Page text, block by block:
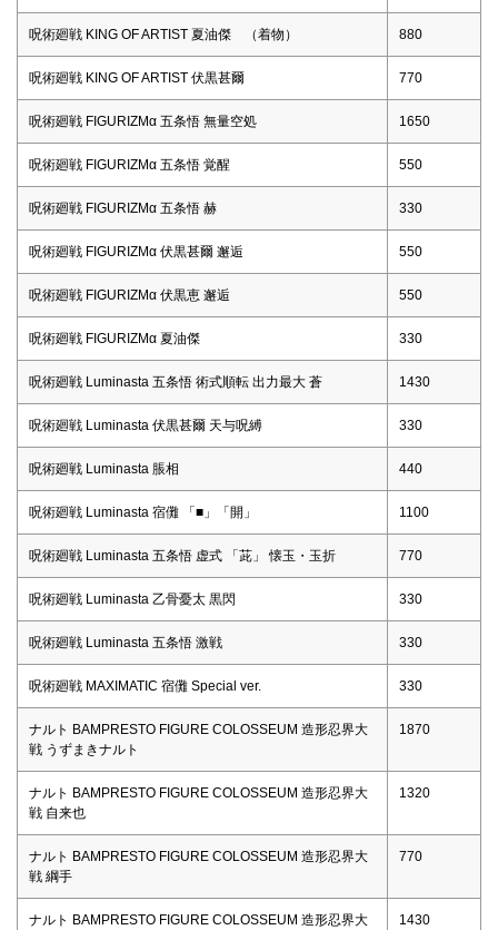
呪術廻戦 KING OF ARTIST 夏油傑 （着物） 880
呪術廻戦 KING OF ARTIST 伏黒甚爾 770
呪術廻戦 FIGURIZMα 五条悟 無量空処 1650
呪術廻戦 FIGURIZMα 五条悟 覚醒 550
呪術廻戦 FIGURIZMα 五条悟 赫 330
呪術廻戦 FIGURIZMα 伏黒甚爾 邂逅 550
呪術廻戦 FIGURIZMα 伏黒恵 邂逅 550
呪術廻戦 FIGURIZMα 夏油傑 330
呪術廻戦 Luminasta 五条悟 術式順転 出力最大 蒼 1430
呪術廻戦 Luminasta 伏黒甚爾 天与呪縛 330
呪術廻戦 Luminasta 脹相 440
呪術廻戦 Luminasta 宿儺 「■」「開」 1100
呪術廻戦 Luminasta 五条悟 虚式 「茈」 懐玉・玉折 770
呪術廻戦 Luminasta 乙骨憂太 黒閃 330
呪術廻戦 Luminasta 五条悟 激戦 330
呪術廻戦 MAXIMATIC 宿儺 Special ver. 330
ナルト BAMPRESTO FIGURE COLOSSEUM 造形忍界大
戦 うずまきナルト
1870
ナルト BAMPRESTO FIGURE COLOSSEUM 造形忍界大
戦 自来也
1320
ナルト BAMPRESTO FIGURE COLOSSEUM 造形忍界大
戦 綱手
770
ナルト BAMPRESTO FIGURE COLOSSEUM 造形忍界大
1430